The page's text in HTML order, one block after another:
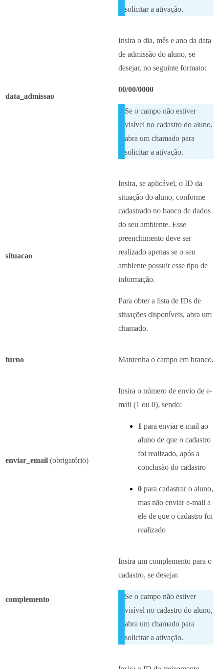
solicitar a ativação.
data_admissao
Insira o dia, mês e ano da data
de admissão do aluno, se
desejar, no seguinte formato:
00/00/0000
Se o campo não estiver
visível no cadastro do aluno,
abra um chamado para
solicitar a ativação.
situacao
Insira, se aplicável, o ID da
situação do aluno, conforme
cadastrado no banco de dados
do seu ambiente. Esse
preenchimento deve ser
realizado apenas se o seu
ambiente possuir esse tipo de
informação.
Para obter a lista de IDs de
situações disponíveis, abra um
chamado.
turno Mantenha o campo em branco.
enviar_email (obrigatório)
Insira o número de envio de e-
mail (1 ou 0), sendo:
1 para enviar e-mail ao
aluno de que o cadastro
foi realizado, após a
conclusão do cadastro
0 para cadastrar o aluno,
mas não enviar e-mail a
ele de que o cadastro foi
realizado
complemento
Insira um complemento para o
cadastro, se desejar.
Se o campo não estiver
visível no cadastro do aluno,
abra um chamado para
solicitar a ativação.